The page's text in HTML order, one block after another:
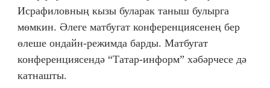
Исрафиловның кызы буларак таныш булырга
мөмкин. Әлеге матбугат конференциясенең бер
өлеше ондайн-режимда барды. Матбугат
конференциясендә “Татар-информ” хәбәрчесе дә
катнашты.